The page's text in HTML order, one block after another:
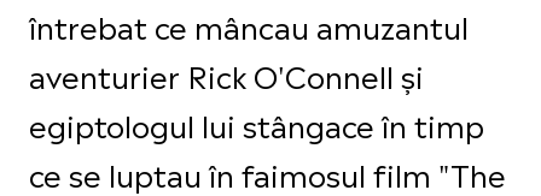
întrebat ce mâncau amuzantul
aventurier Rick O'Connell și
egiptologul lui stângace în timp
ce se luptau în faimosul film "The